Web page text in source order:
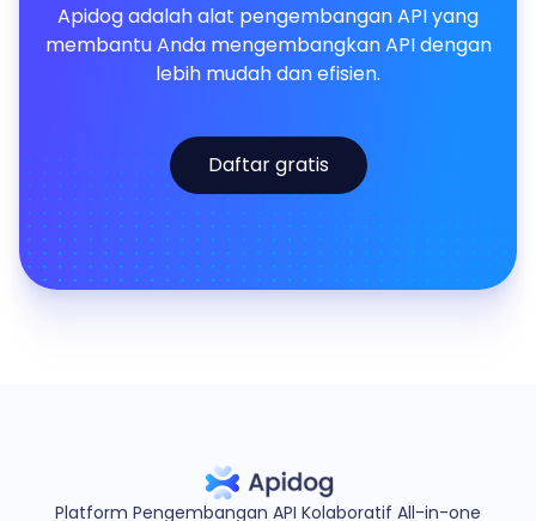
Apidog adalah alat pengembangan API yang
membantu Anda mengembangkan API dengan
lebih mudah dan efisien.
Daftar gratis
Platform Pengembangan API Kolaboratif All-in-one